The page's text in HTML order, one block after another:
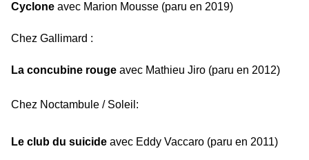
Cyclone avec Marion Mousse (paru en 2019)
Chez Gallimard :
La concubine rouge avec Mathieu Jiro (paru en 2012)
Chez Noctambule / Soleil:
Le club du suicide avec Eddy Vaccaro (paru en 2011)